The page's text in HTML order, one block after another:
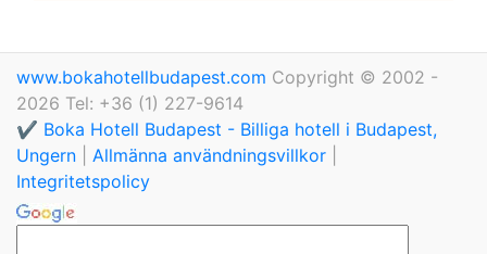
www.bokahotellbudapest.com Copyright © 2002 -
2026 Tel: +36 (1) 227-9614
✔️ Boka Hotell Budapest - Billiga hotell i Budapest,
Ungern
Allmänna användningsvillkor
Integritetspolicy